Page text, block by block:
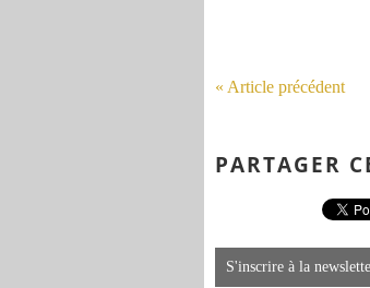
« Article précédent
PARTAGER
S'inscrire à la